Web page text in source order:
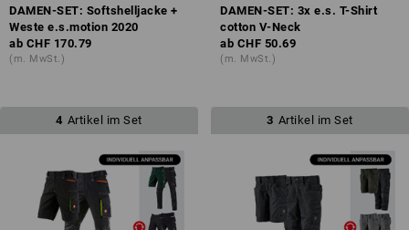
DAMEN-SET: Softshelljacke +
Weste e.s.motion 2020
ab CHF 170.79
(m. MwSt.)
DAMEN-SET: 3x e.s. T-Shirt
cotton V-Neck
ab CHF 50.69
(m. MwSt.)
4 Artikel im Set 3 Artikel im Set